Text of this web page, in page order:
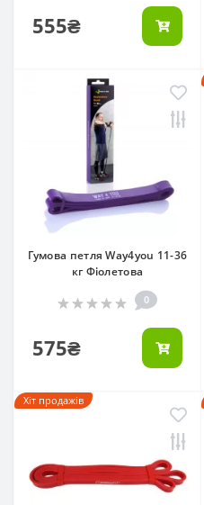
555₴
Гумова петля Way4you 11-36
кг Фіолетова
0
575₴
Хіт продажів